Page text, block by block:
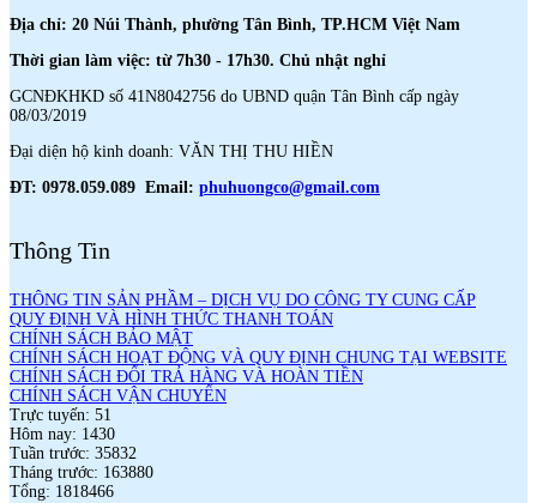
Địa chỉ: 20 Núi Thành, phường Tân Bình, TP.HCM Việt Nam
Thời gian làm việc: từ 7h30 - 17h30. Chủ nhật nghỉ
GCNĐKHKD số 41N8042756 do UBND quận Tân Bình cấp ngày
08/03/2019
Đại diện hộ kinh doanh: VĂN THỊ THU HIỀN
ĐT: 0978.059.089 Email: phuhuongco@gmail.com
Thông Tin
THÔNG TIN SẢN PHẦM – DỊCH VỤ DO CÔNG TY CUNG CẤP
QUY ĐỊNH VÀ HÌNH THỨC THANH TOÁN
CHÍNH SÁCH BẢO MẬT
CHÍNH SÁCH HOẠT ĐỘNG VÀ QUY ĐỊNH CHUNG TẠI WEBSITE
CHÍNH SÁCH ĐỔI TRẢ HÀNG VÀ HOÀN TIỀN
CHÍNH SÁCH VẬN CHUYỂN
Trực tuyến: 51
Hôm nay: 1430
Tuần trước: 35832
Tháng trước: 163880
Tổng: 1818466